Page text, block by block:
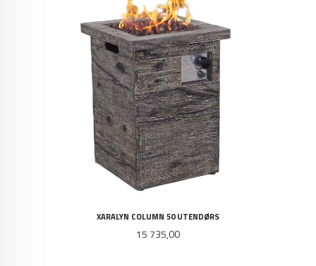
XARALYN COLUMN 50 UTENDØRS
Pris
15 735,00